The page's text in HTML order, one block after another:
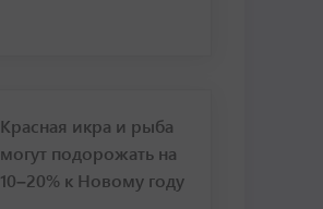
Красная икра и рыба
могут подорожать на
10–20% к Новому году